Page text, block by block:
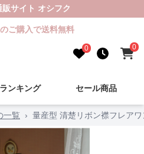
サイト オシフク
ご購入で送料無料
0 0
ンキング セール商品
一覧 › 量産型 清楚リボン襟フレア